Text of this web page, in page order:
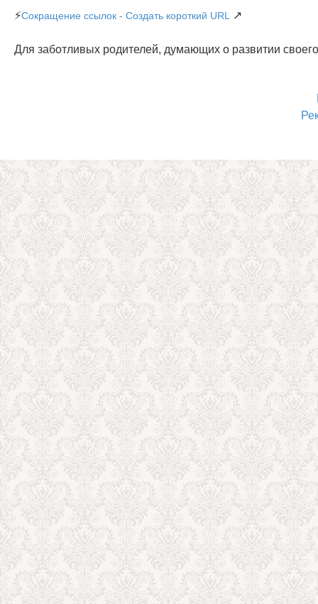
⚡Сокращение ссылок - Создать короткий URL ↗
Для заботливых родителей, думающих о развитии